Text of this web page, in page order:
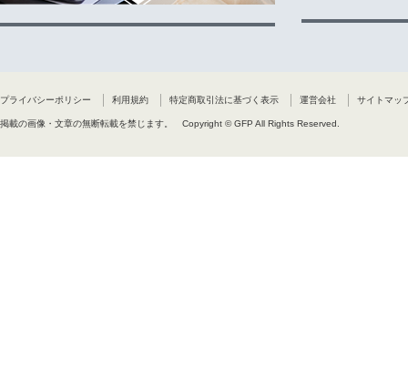
プライバシーポリシー 利用規約 特定商取引法に基づく表示 運営会社 サイトマッ
掲載の画像・文章の無断転載を禁じます。 Copyright © GFP All Rights Reserved.